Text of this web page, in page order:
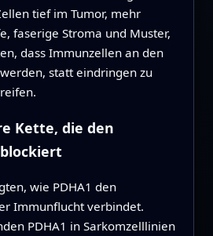
tief im Tumor, mehr
faserige Stroma und Muster,
dass Immunzellen an den
statt eindringen zu
Kette, die den
wie PDHA1 den
Immunflucht verbindet.
PDHA1 in Sarkomzelllinien